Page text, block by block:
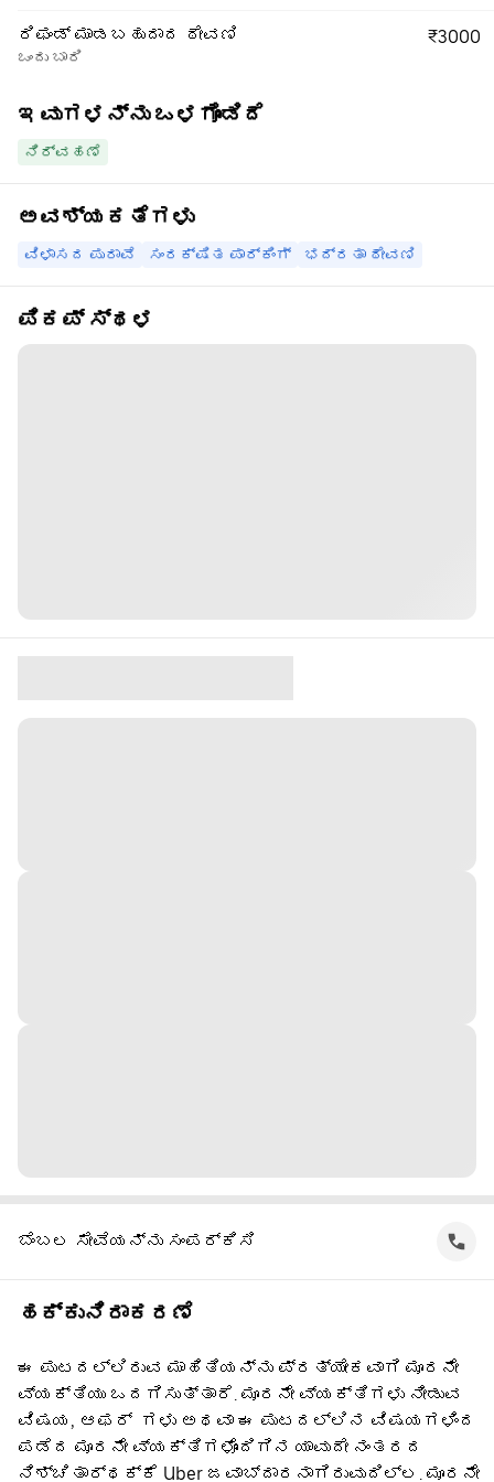
ರಿಫಂಡ್ ಮಾಡಬಹುದಾದ ಠೇವಣಿ
ಒಂದು ಬಾರಿ
₹3000
ಇವುಗಳನ್ನು ಒಳಗೊಂಡಿದೆ
ನಿರ್ವಹಣೆ
ಅವಶ್ಯಕತೆಗಳು
ವಿಳಾಸದ ಪುರಾವೆ ಸಂರಕ್ಷಿತ ಪಾರ್ಕಿಂಗ್ ಭದ್ರತಾ ಠೇವಣಿ
ಪಿಕಪ್ ಸ್ಥಳ
ಬೆಂಬಲ ಸೇವೆಯನ್ನು ಸಂಪರ್ಕಿಸಿ
ಹಕ್ಕುನಿರಾಕರಣೆ
ಈ ಪುಟದಲ್ಲಿರುವ ಮಾಹಿತಿಯನ್ನು ಪ್ರತ್ಯೇಕವಾಗಿ ಮೂರನೇ
ವ್ಯಕ್ತಿಯು ಒದಗಿಸುತ್ತಾರೆ. ಮೂರನೇ ವ್ಯಕ್ತಿಗಳು ನೀಡುವ
ವಿಷಯ, ಆಫರ್ ‌ ಗಳು ಅಥವಾ ಈ ಪುಟದಲ್ಲಿನ ವಿಷಯಗಳಿಂದ
ಪಡೆದ ಮೂರನೇ ವ್ಯಕ್ತಿಗಳೊಂದಿಗಿನ ಯಾವುದೇ ನಂತರದ
ನಿಶ್ಚಿತಾರ್ಥಕ್ಕೆ Uber ಜವಾಬ್ದಾರನಾಗಿರುವುದಿಲ್ಲ. ಮೂರನೇ